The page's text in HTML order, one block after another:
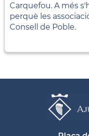
Carquefou. A més
perquè les
Consell de Poble.